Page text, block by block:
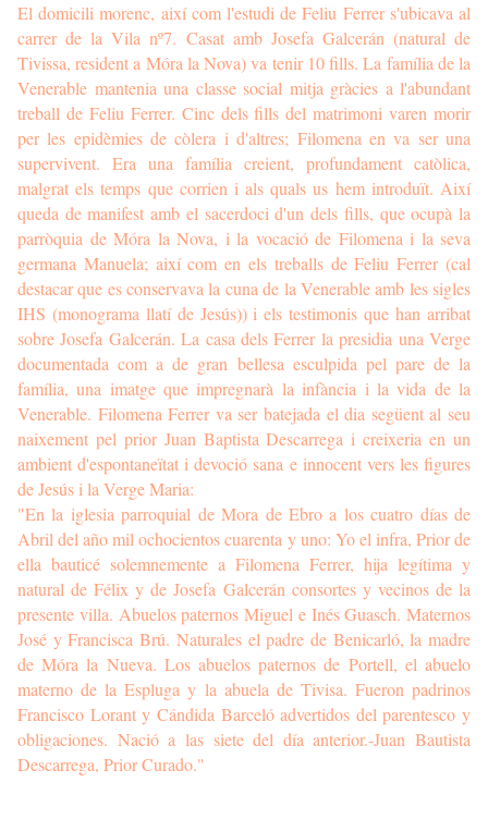
El domicili morenc, així com l'estudi de Feliu Ferrer s'ubicava al
carrer de la Vila nº7. Casat amb Josefa Galcerán (natural de
Tivissa, resident a Móra la Nova) va tenir 10 fills. La família de la
Venerable mantenia una classe social mitja gràcies a l'abundant
treball de Feliu Ferrer. Cinc dels fills del matrimoni varen morir
per les epidèmies de còlera i d'altres; Filomena en va ser una
supervivent. Era una família creient, profundament catòlica,
malgrat els temps que corrien i als quals us hem introduït. Així
queda de manifest amb el sacerdoci d'un dels fills, que ocupà la
parròquia de Móra la Nova, i la vocació de Filomena i la seva
germana Manuela; així com en els treballs de Feliu Ferrer (cal
destacar que es conservava la cuna de la Venerable amb les sigles
IHS (monograma llatí de Jesús)) i els testimonis que han arribat
sobre Josefa Galcerán. La casa dels Ferrer la presidia una Verge
documentada com a de gran bellesa esculpida pel pare de la
família, una imatge que impregnarà la infància i la vida de la
Venerable. Filomena Ferrer va ser batejada el dia següent al seu
naixement pel prior Juan Baptista Descarrega i creixeria en un
ambient d'espontaneïtat i devoció sana e innocent vers les figures
de Jesús i la Verge Maria:
"En la iglesia parroquial de Mora de Ebro a los cuatro días de
Abril del año mil ochocientos cuarenta y uno: Yo el infra, Prior de
ella bauticé solemnemente a Filomena Ferrer, hija legítima y
natural de Félix y de Josefa Galcerán consortes y vecinos de la
presente villa. Abuelos paternos Miguel e Inés Guasch. Maternos
José y Francisca Brú. Naturales el padre de Benicarló, la madre
de Móra la Nueva. Los abuelos paternos de Portell, el abuelo
materno de la Espluga y la abuela de Tivisa. Fueron padrinos
Francisco Lorant y Cándida Barceló advertidos del parentesco y
obligaciones. Nació a las siete del día anterior.-Juan Bautista
Descarrega, Prior Curado."